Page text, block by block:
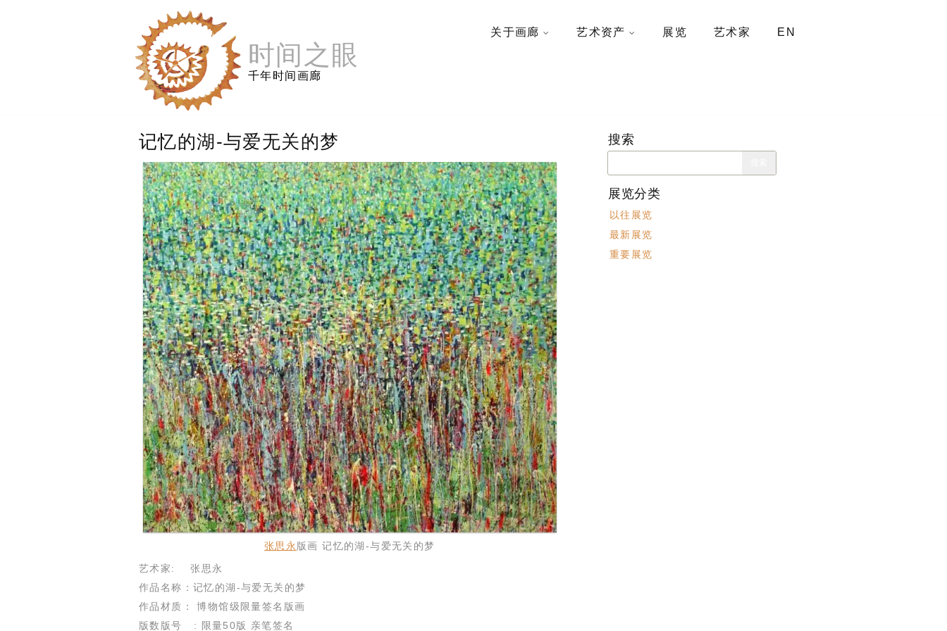
时间之眼
千年时间画廊
关于画廊 艺术资产 展览 艺术家 EN
记忆的湖-与爱无关的梦
张思永 版画 记忆的湖-与爱无关的梦
艺术家: 张思永
作品名称：记忆的湖-与爱无关的梦
作品材质： 博物馆级限量签名版画
版数版号 : 限量50版 亲笔签名
搜索
索：
展览分类
以往展览
最新展览
重要展览